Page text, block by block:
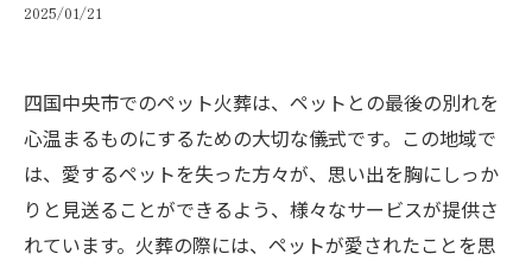
2025/01/21
四国中央市でのペット火葬は、ペットとの最後の別れを
心温まるものにするための大切な儀式です。この地域で
は、愛するペットを失った方々が、思い出を胸にしっか
りと見送ることができるよう、様々なサービスが提供さ
れています。火葬の際には、ペットが愛されたことを思